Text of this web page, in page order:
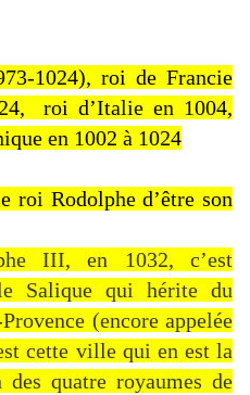
1024), roi de Francie
roi d’Italie en 1004,
en 1002 à 1024
roi Rodolphe d’être son
III, en 1032, c’est
Salique qui hérite du
(encore appelée
cette ville qui en est la
quatre royaumes de